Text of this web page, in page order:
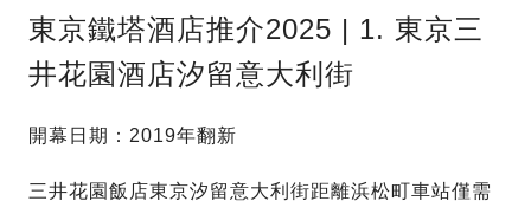
東京鐵塔酒店推介2025 | 1. 東京三
井花園酒店汐留意大利街
開幕日期：2019年翻新
三井花園飯店東京汐留意大利街距離浜松町車站僅需